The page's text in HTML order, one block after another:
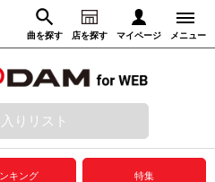
曲を探す 店を探す マイページ メニュー
録音からさがす
イン
りリスト
キング 特集